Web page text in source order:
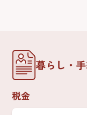
暮らし・
税金